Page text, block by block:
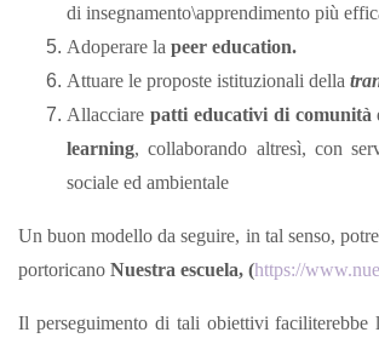
di insegnamento\apprendimento più
Adoperare la peer education.
Attuare le proposte istituzionali della
Allacciare patti educativi di comunità
learning, collaborando altresì, con
sociale ed ambientale
Un buon modello da seguire, in tal senso,
portoricano Nuestra escuela, (https://
Il perseguimento di tali obiettivi faciliterebbe